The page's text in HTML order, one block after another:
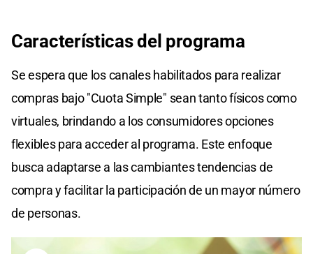
Características del programa
Se espera que los canales habilitados para realizar
compras bajo "Cuota Simple" sean tanto físicos como
virtuales, brindando a los consumidores opciones
flexibles para acceder al programa. Este enfoque
busca adaptarse a las cambiantes tendencias de
compra y facilitar la participación de un mayor número
de personas.